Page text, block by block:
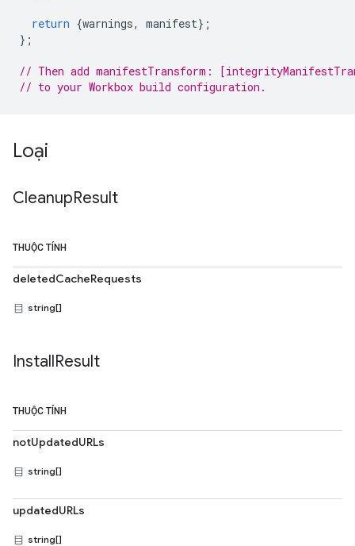
return {warnings, manifest};
};
// Then add manifestTransform:
// to your Workbox build configuration.
Loại
CleanupResult
THUỘC TÍNH
deletedCacheRequests
string[]
InstallResult
THUỘC TÍNH
notUpdatedURLs
string[]
updatedURLs
string[]